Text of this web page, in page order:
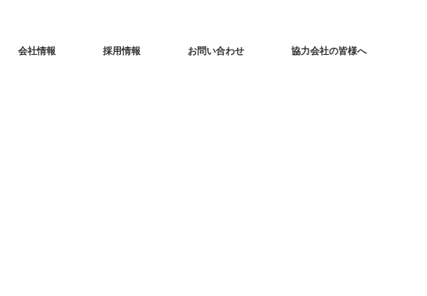
会社情報 採用情報 お問い合わせ 協力会社の皆様へ